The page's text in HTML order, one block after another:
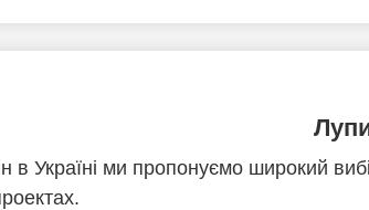
в Україні ми пропонуємо широкий